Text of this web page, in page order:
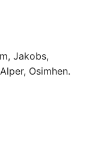
Jakobs,
Osimhen.